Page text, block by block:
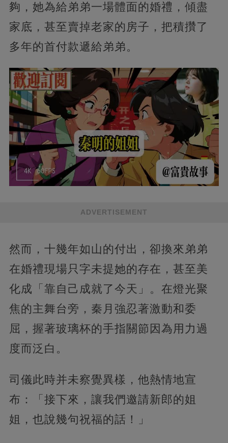
夠，她為給弟弟一場體面的婚禮，傾盡
家底，甚至賣掉老家的房子，把積攢了
多年的首付款遞給弟弟。
ADVERTISEMENT
然而，十幾年如山的付出，卻換來弟弟
在婚禮現場只字未提她的存在，甚至美
化成「靠自己成就了今天」。在燈光聚
焦的主舞台旁，秦月強忍著激動和委
屈，握著玻璃杯的手指關節因為用力過
度而泛白。
司儀此時并未察覺異樣，他熱情地宣
布：「接下來，讓我們邀請新郎的姐
姐，也說幾句祝福的話！」